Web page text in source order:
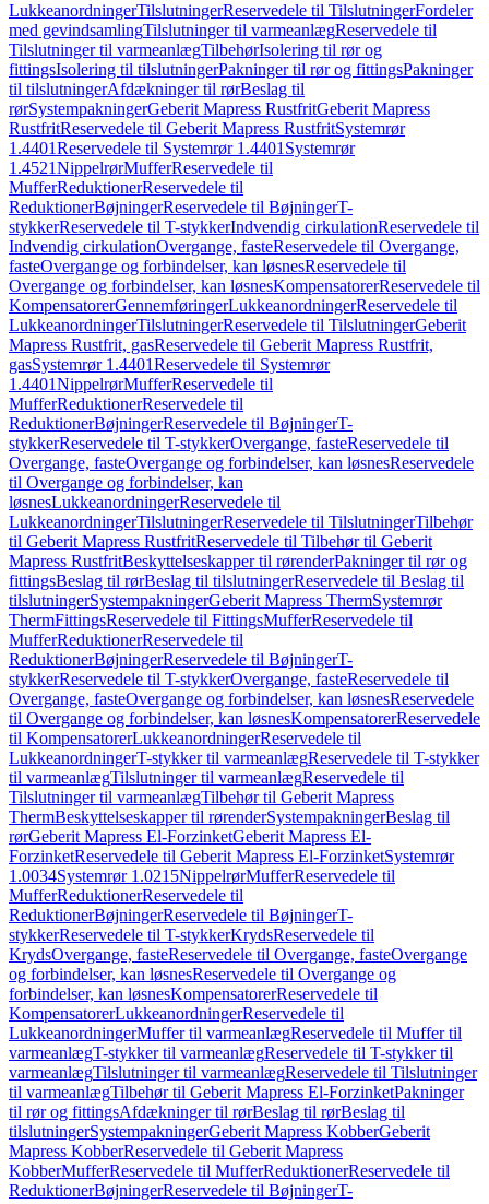
LukkeanordningerTilslutningerReservedele til TilslutningerFordeler
med gevindsamlingTilslutninger til varmeanlægReservedele til
Tilslutninger til varmeanlægTilbehørIsolering til rør og
fittingsIsolering til tilslutningerPakninger til rør og fittingsPakninger
til tilslutningerAfdækninger til rørBeslag til
rørSystempakningerGeberit Mapress RustfritGeberit Mapress
RustfritReservedele til Geberit Mapress RustfritSystemrør
1.4401Reservedele til Systemrør 1.4401 Systemrør
1.4521NippelrørMufferReservedele til
MufferReduktionerReservedele til
ReduktionerBøjningerReservedele til BøjningerT-
stykkerReservedele til T-stykkerIndvendig cirkulationReservedele til
Indvendig cirkulationOvergange, fasteReservedele til Overgange,
fasteOvergange og forbindelser, kan løsnesReservedele til
Overgange og forbindelser, kan løsnesKompensatorerReservedele til
KompensatorerGennemføringerLukkeanordningerReservedele til
LukkeanordningerTilslutningerReservedele til TilslutningerGeberit
Mapress Rustfrit, gasReservedele til Geberit Mapress Rustfrit,
gasSystemrør 1.4401Reservedele til Systemrør
1.4401NippelrørMufferReservedele til
MufferReduktionerReservedele til
ReduktionerBøjningerReservedele til BøjningerT-
stykkerReservedele til T-stykkerOvergange, fasteReservedele til
Overgange, fasteOvergange og forbindelser, kan løsnesReservedele
til Overgange og forbindelser, kan
løsnesLukkeanordningerReservedele til
LukkeanordningerTilslutningerReservedele til TilslutningerTilbehør
til Geberit Mapress RustfritReservedele til Tilbehør til Geberit
Mapress RustfritBeskyttelseskapper til rørenderPakninger til rør og
fittingsBeslag til rørBeslag til tilslutningerReservedele til Beslag til
tilslutningerSystempakningerGeberit Mapress ThermSystemrør
ThermFittingsReservedele til FittingsMufferReservedele til
MufferReduktionerReservedele til
ReduktionerBøjningerReservedele til BøjningerT-
stykkerReservedele til T-stykkerOvergange, fasteReservedele til
Overgange, fasteOvergange og forbindelser, kan løsnesReservedele
til Overgange og forbindelser, kan løsnesKompensatorerReservedele
til KompensatorerLukkeanordningerReservedele til
LukkeanordningerT-stykker til varmeanlægReservedele til T-stykker
til varmeanlægTilslutninger til varmeanlægReservedele til
Tilslutninger til varmeanlægTilbehør til Geberit Mapress
ThermBeskyttelseskapper til rørenderSystempakningerBeslag til
rørGeberit Mapress El-ForzinketGeberit Mapress El-
ForzinketReservedele til Geberit Mapress El-ForzinketSystemrør
1.0034Systemrør 1.0215NippelrørMufferReservedele til
MufferReduktionerReservedele til
ReduktionerBøjningerReservedele til BøjningerT-
stykkerReservedele til T-stykkerKrydsReservedele til
KrydsOvergange, fasteReservedele til Overgange, fasteOvergange
og forbindelser, kan løsnesReservedele til Overgange og
forbindelser, kan løsnesKompensatorerReservedele til
KompensatorerLukkeanordningerReservedele til
LukkeanordningerMuffer til varmeanlægReservedele til Muffer til
varmeanlægT-stykker til varmeanlægReservedele til T-stykker til
varmeanlægTilslutninger til varmeanlægReservedele til Tilslutninger
til varmeanlægTilbehør til Geberit Mapress El-ForzinketPakninger
til rør og fittingsAfdækninger til rørBeslag til rørBeslag til
tilslutningerSystempakningerGeberit Mapress KobberGeberit
Mapress KobberReservedele til Geberit Mapress
KobberMufferReservedele til MufferReduktionerReservedele til
ReduktionerBøjningerReservedele til BøjningerT-